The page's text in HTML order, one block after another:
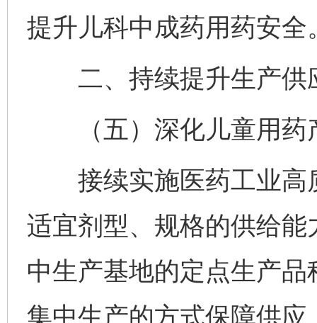
提升儿科中成药用药安全
二、持续提升生产供
（五）深化儿童用药
接续实施医药工业高
适宜剂型、规格的供给
中生产基地的定点生产
集中生产的方式保障供